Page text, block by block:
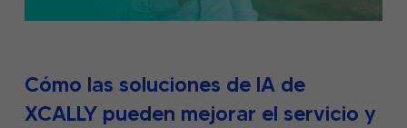
Cómo las soluciones de IA de
XCALLY pueden mejorar el servicio y